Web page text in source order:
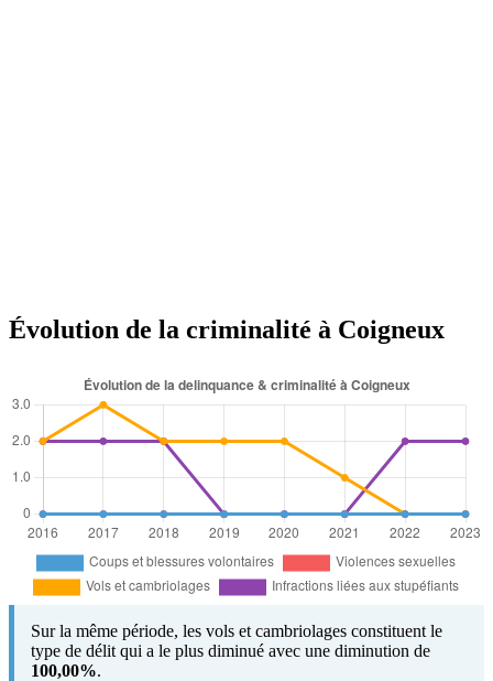
Évolution de la criminalité à Coigneux
Sur la même période, les vols et cambriolages constituent le
type de délit qui a le plus diminué avec une diminution de
100,00%.